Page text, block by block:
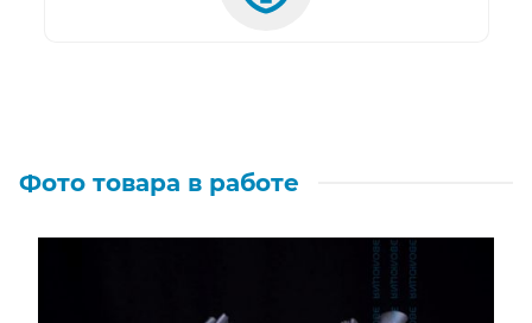
ТР ТС 019/2011, ГОСТ 12.4.033-77, ГОСТ 12.4.137-
Фото товара в работе